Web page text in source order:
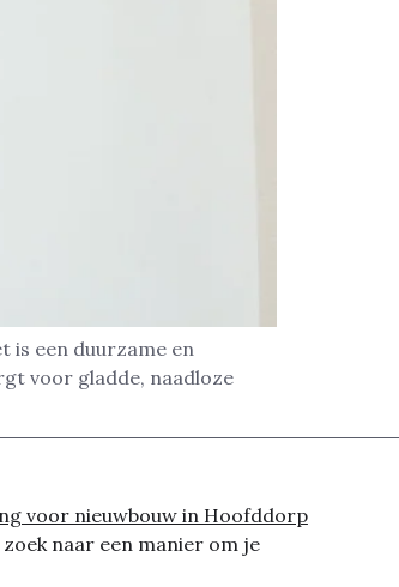
is een duurzame en
voor gladde, naadloze
voor nieuwbouw in Hoofddorp
zoek naar een manier om je